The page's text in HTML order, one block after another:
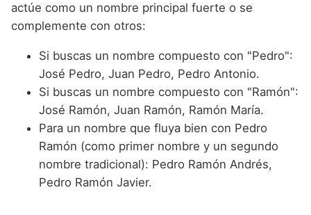
actúe como un nombre principal fuerte o se
complemente con otros:
Si buscas un nombre compuesto con "Pedro":
José Pedro, Juan Pedro, Pedro Antonio.
Si buscas un nombre compuesto con "Ramón":
José Ramón, Juan Ramón, Ramón María.
Para un nombre que fluya bien con Pedro
Ramón (como primer nombre y un segundo
nombre tradicional): Pedro Ramón Andrés,
Pedro Ramón Javier.